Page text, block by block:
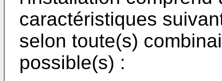
caractéristiques
selon toute(s)
possible(s) :